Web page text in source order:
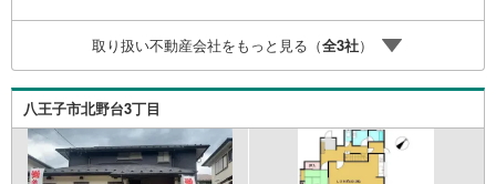
いの広場TOWNSからお客様へ経験豊富なスタッフが親身に
なってお客様に合った物件をご紹介させて頂きます！ /他社
様掲載物件も併せてご紹介可能ですのでお気軽にお問い合
わせ下さい♪駐車場もございますので、お車でのお越しも
大歓迎です！
取り扱い不動産会社をもっと見る（全3社）
八王子市北野台3丁目